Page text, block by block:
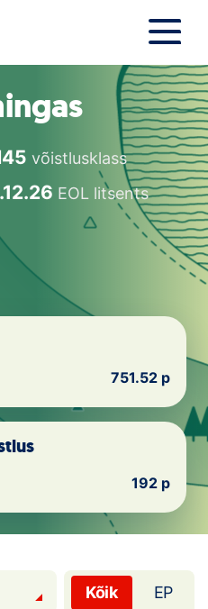
võistlusklass
EOL litsents
751.52 p
192 p
Kõik EP